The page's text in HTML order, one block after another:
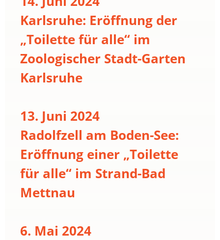
Karlsruhe: Eröffnung der
„Toilette für alle“ im
Zoologischer Stadt-Garten
Karlsruhe
13. Juni 2024
Radolfzell am Boden-See:
Eröffnung einer „Toilette
für alle“ im Strand-Bad
Mettnau
6. Mai 2024